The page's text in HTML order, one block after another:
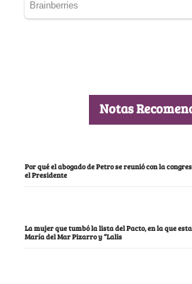
Notas
Por qué el abogado de Petro se reunió con la
el Presidente
La mujer que tumbó la lista del Pacto, en la que
María del Mar Pizarro y “Lalis